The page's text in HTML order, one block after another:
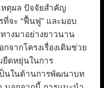
หตุผล ปัจจัยสำคัญ
ที่จะ “ฟื้นฟู” และมอบ
างมาอย่างยาวนาน
จากโครงเรื่องเดิมช่วย
ยืดหยุ่นในการ
ป็นในด้านการพัฒนาบท